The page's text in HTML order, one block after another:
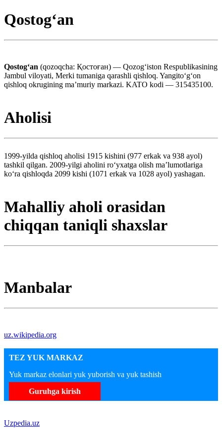
Qostogʻan
Qostogʻan (qozoqcha: Қостоған) — Qozogʻiston Respublikasining
Jambul viloyati, Merki tumaniga qarashli qishloq. Yangitoʻgʻon
qishloq okrugining maʼmuriy markazi. KATO kodi — 315435100.
Aholisi
1999-yilda qishloq aholisi 1915 kishini (977 erkak va 938 ayol)
tashkil qilgan. 2009-yilgi aholini roʻyxatga olish maʼlumotlariga
koʻra qishloqda 2099 kishi (1071 erkak va 1028 ayol) yashagan.
Mahalliy aholi orasidan
chiqqan taniqli shaxslar
Manbalar
uz.wikipedia.org
TEZ YUK MARKAZ
Yuk markaz elonlari yuk yuborish va yuk tashish
Guruhga kirish
Uzpedia.uz